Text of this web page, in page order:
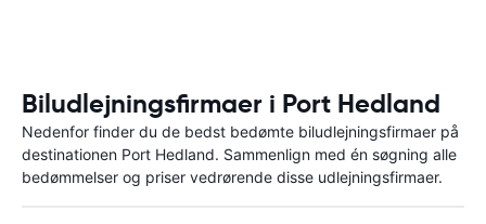
Biludlejningsfirmaer i Port Hedland
Nedenfor finder du de bedst bedømte biludlejningsfirmaer på
destinationen Port Hedland. Sammenlign med én søgning alle
bedømmelser og priser vedrørende disse udlejningsfirmaer.